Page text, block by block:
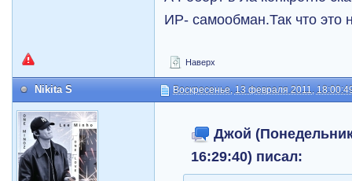
ИР- самообман.Так что это
Наверх
Nikita S Воскресенье, 13 февраля 2011,
Джой
16:29:40) писал: